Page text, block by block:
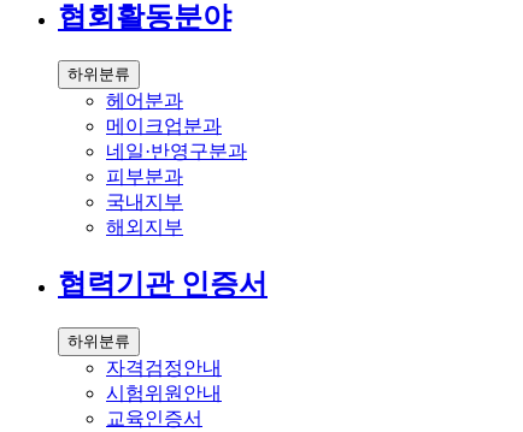
협회활동분야
하위분류
헤어분과
메이크업분과
네일·반영구분과
피부분과
국내지부
해외지부
협력기관 인증서
하위분류
자격검정안내
시험위원안내
교육인증서